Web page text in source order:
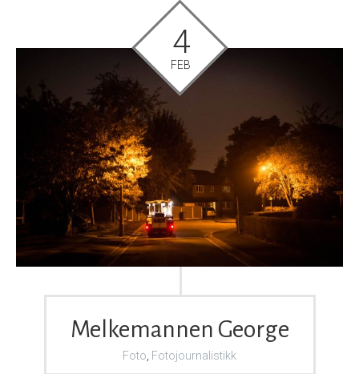
4
FEB
Melkemannen George
Foto Fotojournalistikk